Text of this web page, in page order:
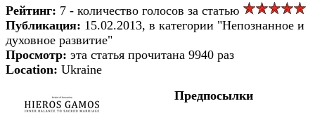
Рейтинг: 7 - количество голосов за статью
Публикация: 15.02.2013, в категории "Непознанное и
духовное развитие"
Просмотр: эта статья прочитана 9940 раз
Location: Ukraine
Предпосылки